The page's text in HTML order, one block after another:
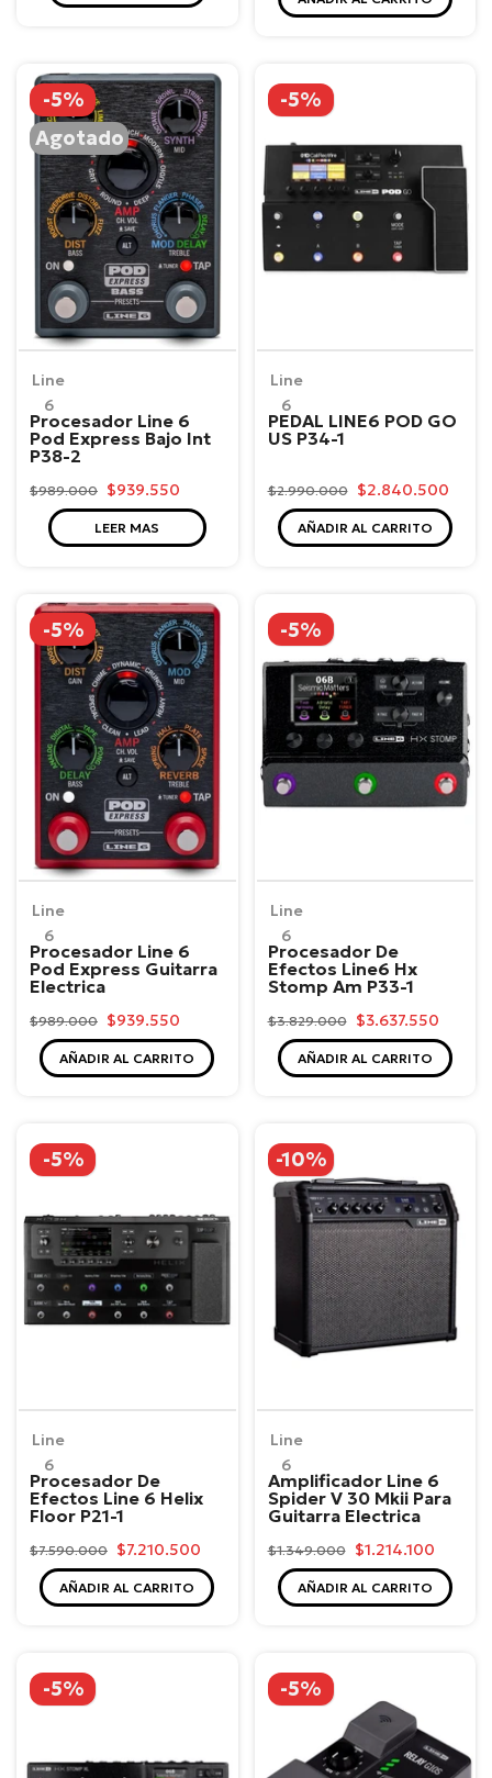
-5%
Agotado
Line
6
Procesador Line 6
Pod Express Bajo Int
P38-2
$989.000 $939.550
LEER MAS
-5%
Line
6
PEDAL LINE6 POD GO
US P34-1
$2.990.000 $2.840.500
AÑADIR AL CARRITO
-5%
Line
6
Procesador Line 6
Pod Express Guitarra
Electrica
$989.000 $939.550
AÑADIR AL CARRITO
-5%
Line
6
Procesador De
Efectos Line6 Hx
Stomp Am P33-1
$3.829.000 $3.637.550
AÑADIR AL CARRITO
-5%
Line
6
Procesador De
Efectos Line 6 Helix
Floor P21-1
$7.590.000 $7.210.500
AÑADIR AL CARRITO
-10%
Line
6
Amplificador Line 6
Spider V 30 Mkii Para
Guitarra Electrica
$1.349.000 $1.214.100
AÑADIR AL CARRITO
-5% -5%